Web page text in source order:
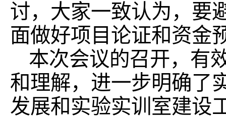
讨，大家一致认为，要
面做好项目论证和资金
本次会议的召开，有
和理解，进一步明确了
发展和实验实训室建设